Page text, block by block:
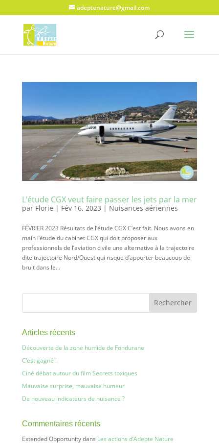
adeptenature@gmail.com
L’étude CGX veut faire passer les jets par la mer
par Florie | Fév 16, 2023 | Nuisances aériennes
FÉVRIER 2023 Résultats de l’étude CGX C’est fait. Nous avons en
main l’étude du cabinet CGX qui doit proposer aux
professionnels de l’aviation civile une alternative à la trajectoire
dite trajectoire Nord/Ouest qui risque d’apporter beaucoup de
bruit dans le...
Articles récents
Découverte de la zone humide de Fondurane
C’est gagné !
Ciné débat autour du film Secrets toxiques
Mauvaise surprise, mauvaise humeur
De nouveau indicateurs de nuisance ?
Commentaires récents
Extended Opportunitydans Les actions d’Adepte Nature